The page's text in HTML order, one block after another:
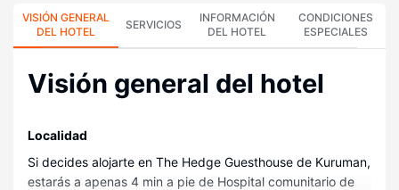
VISIÓN GENERAL
DEL HOTEL
SERVICIOS
INFORMACIÓN
DEL HOTEL
CONDICIONES
ESPECIALES
Visión general del hotel
Localidad
Si decides alojarte en The Hedge Guesthouse de Kuruman,
estarás a apenas 4 min a pie de Hospital comunitario de